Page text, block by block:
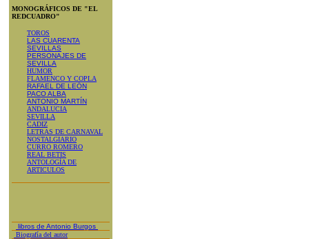
MONOGRÁFICOS DE "EL
REDCUADRO"
TOROS
LAS CUARENTA
SEVILLAS
PERSONAJES DE
SEVILLA
HUMOR
FLAMENCO Y COPLA
RAFAEL DE LEÓN
PACO ALBA
ANTONIO MARTÍN
ANDALUCIA
SEVILLA
CADIZ
LETRAS DE CARNAVAL
NOSTALGIARIO
CURRO ROMERO
REAL BETIS
ANTOLOGÍA DE
ARTICULOS
libros de Antonio Burgos
Biografía del autor